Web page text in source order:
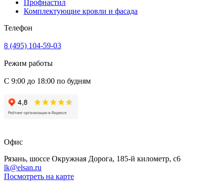
Профнастил
Комплектующие кровли и фасада
Телефон
8 (495) 104-59-03
Режим работы
С 9:00 до 18:00 по будням
Офис
Рязань, шоссе Окружная Дорога, 185-й километр, с6
lk@elsan.ru
Посмотреть на карте